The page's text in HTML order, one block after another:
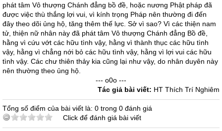
phát tâm Vô thượng Chánh đẳng bồ đề, hoặc nương Phật pháp đã
được việc thù thắng lợi vui, vì kính trọng Pháp nên thường đi đến
đây theo dõi ủng hộ, tăng thêm thế lực. Sở vì sao? Vì các thiện nam
tử, thiện nữ nhân này đã phát tâm Vô thượng Chánh đẳng Bồ đề,
hằng vì cứu vớt các hữu tình vậy, hằng vì thành thục các hữu tình
vậy, hằng vì chẳng nới bỏ các hữu tình vậy, hằng vì lợi vui các hữu
tình vậy. Các chư thiên thảy kia cũng lại như vậy, do nhân duyên này
nên thường theo ủng hộ.
--- o0o ---
Tác giả bài viết: HT Thích Trí Nghiêm
Tổng số điểm của bài viết là: 0 trong 0 đánh giá
Click để đánh giá bài viết